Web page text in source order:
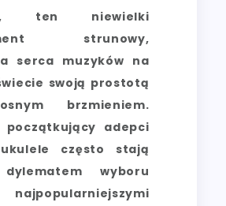
ten niewielki
strunowy,
serca muzyków na
swoją prostotą
brzmieniem.
początkujący adepci
często stają
wyboru
najpopularniejszymi